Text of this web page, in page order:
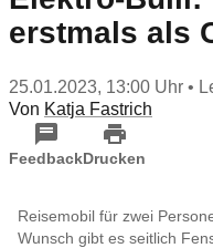
erstmals als
25.01.2023, 13:00 Uhr •
Von Katja Fastrich
FeedbackDrucken
Reisemobil für zwei
Wunsch gibt es seitlich